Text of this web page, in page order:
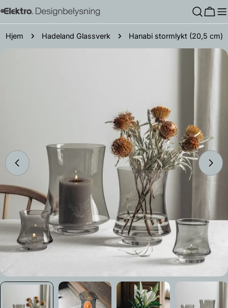
Hopp
innholdet
Hjem Hadeland Glassverk Hanabi stormlykt (20,5 cm)
media 0 i modal